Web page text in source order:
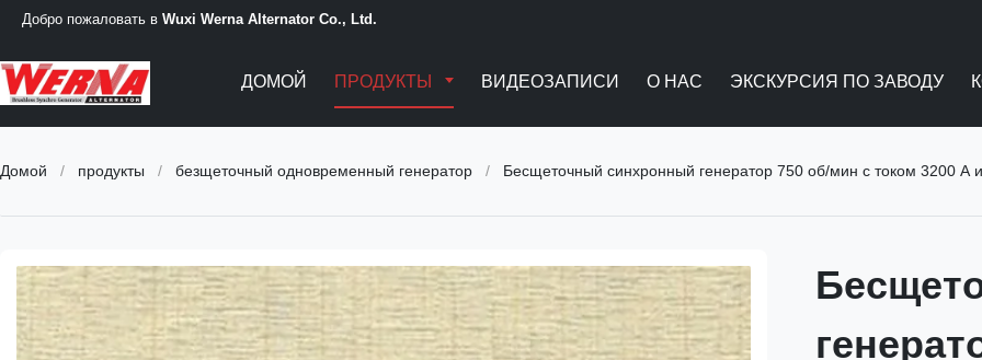
Добро пожаловать в Wuxi Werna Alternator Co., Ltd.
ДОМОЙ ПРОДУКТЫ ВИДЕОЗАПИСИ О НАС ЭКСКУРСИЯ ПО ЗАВОДУ
Домой / продукты / безщеточный одновременный генератор / Бесщеточный синхронный генератор 750 об/мин с током 3200